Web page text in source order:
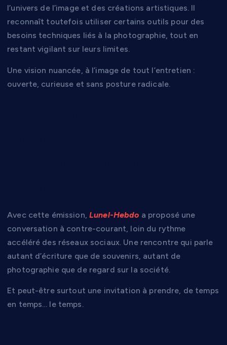
l’univers de l’image et des créations artistiques. Il
reconnaît toutefois utiliser certains outils pour des
besoins techniques liés à la photographie, tout en
restant vigilant sur leurs limites.
Une vision nuancée, à l’image de tout l’entretien :
ouverte, curieuse et sans posture radicale.
Avec cette émission,Lunel-Hebdo a proposé une
conversation à contre-courant, loin du rythme
accéléré des réseaux sociaux. Une rencontre qui parle
autant d’écriture que de souvenirs, autant de
photographie que de regard sur la société.
Et peut-être surtout une invitation à prendre, de temps
en temps… le temps.